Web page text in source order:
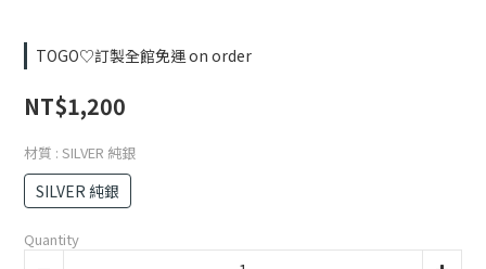
TOGO♡訂製全館免運 on order
NT$1,200
材質 : SILVER 純銀
SILVER 純銀
Quantity